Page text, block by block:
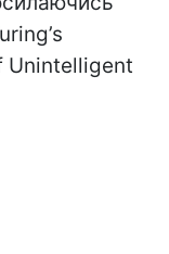
Unintelligent